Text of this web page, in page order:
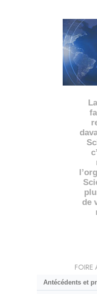
de
FOIRE
Antécédents et